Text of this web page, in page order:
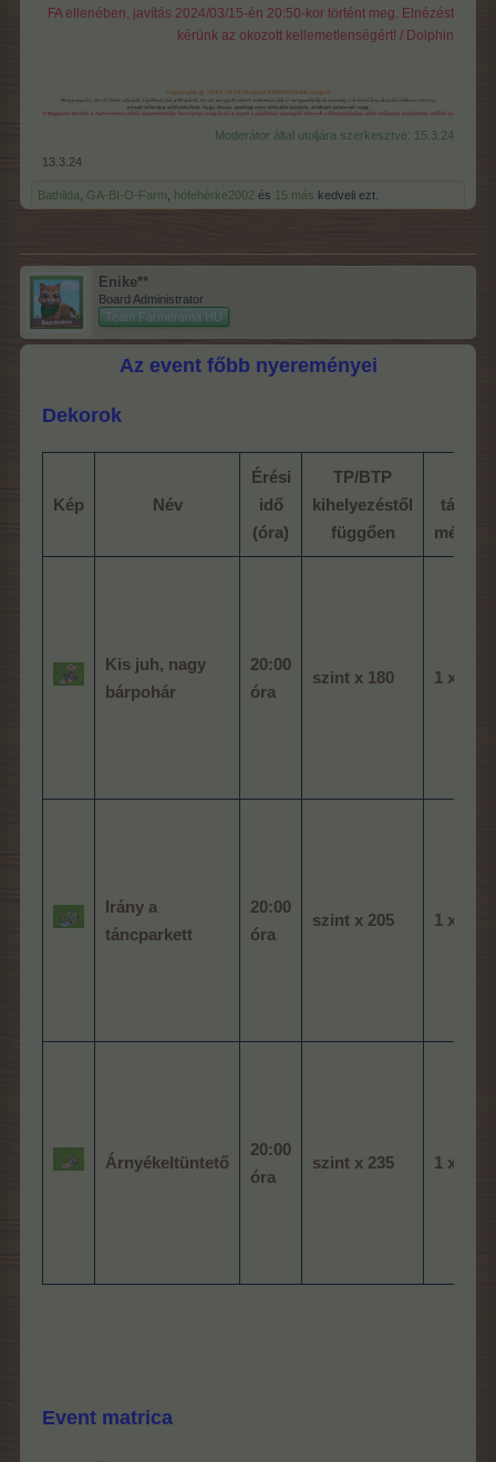
FA ellenében, javítás 2024/03/15-én 20:50-kor történt meg. Elnézést
kérünk az okozott kellemetlenségért! / Dolphin
Moderátor által utoljára szerkesztve: 15.3.24
13.3.24
Bathilda GA-BI-O-Farm hófehérke2002 és 15 más kedveli ezt.
Enike**
Board Administrator
Team Farmerama HU
Az event főbb nyereményei
Dekorok
Kép Név
Érési
idő
(óra)
TP/BTP
kihelyezéstől
függően
tárgy
mérete
Kis juh, nagy
bárpohár
20:00
óra
szint x 180 1 x 2
Irány a
táncparkett
20:00
óra
szint x 205 1 x 2
Árnyékeltüntető
20:00
óra
szint x 235 1 x 2
Event matrica